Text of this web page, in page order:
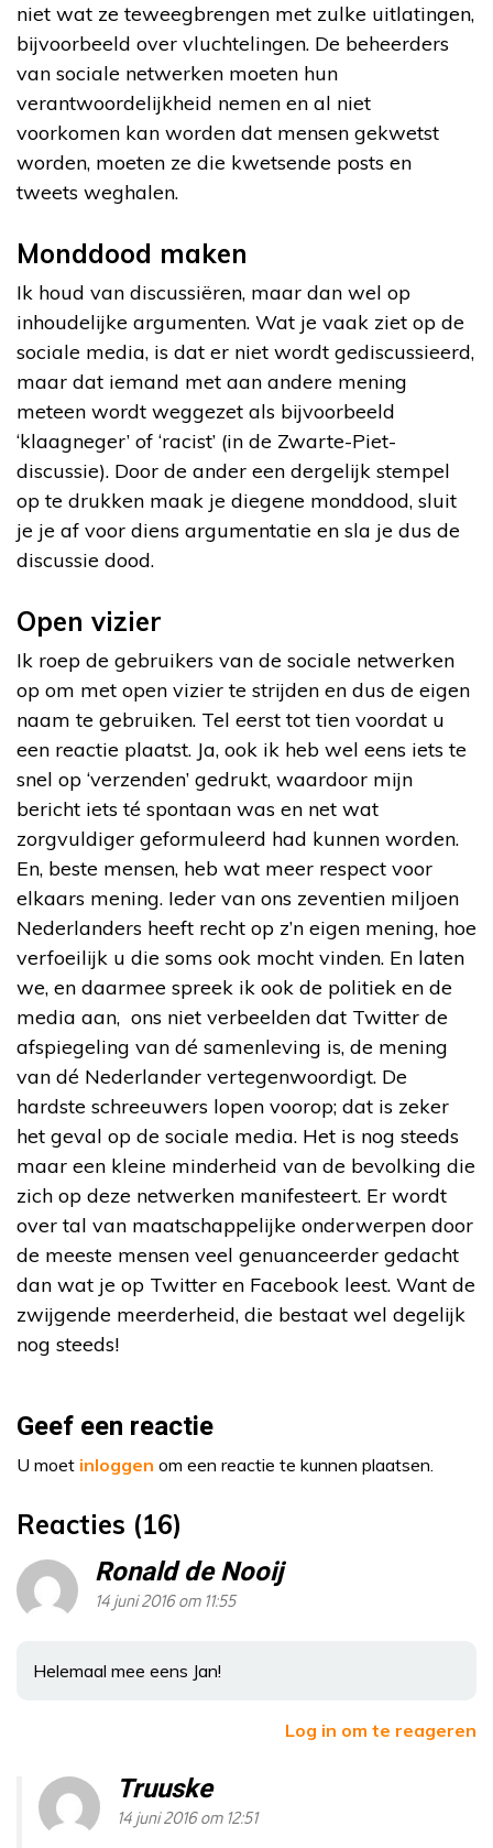
niet wat ze teweegbrengen met zulke uitlatingen,
bijvoorbeeld over vluchtelingen. De beheerders
van sociale netwerken moeten hun
verantwoordelijkheid nemen en al niet
voorkomen kan worden dat mensen gekwetst
worden, moeten ze die kwetsende posts en
tweets weghalen.
Monddood maken
Ik houd van discussiëren, maar dan wel op
inhoudelijke argumenten. Wat je vaak ziet op de
sociale media, is dat er niet wordt gediscussieerd,
maar dat iemand met aan andere mening
meteen wordt weggezet als bijvoorbeeld
‘klaagneger’ of ‘racist’ (in de Zwarte-Piet-
discussie). Door de ander een dergelijk stempel
op te drukken maak je diegene monddood, sluit
je je af voor diens argumentatie en sla je dus de
discussie dood.
Open vizier
Ik roep de gebruikers van de sociale netwerken
op om met open vizier te strijden en dus de eigen
naam te gebruiken. Tel eerst tot tien voordat u
een reactie plaatst. Ja, ook ik heb wel eens iets te
snel op ‘verzenden’ gedrukt, waardoor mijn
bericht iets té spontaan was en net wat
zorgvuldiger geformuleerd had kunnen worden.
En, beste mensen, heb wat meer respect voor
elkaars mening. Ieder van ons zeventien miljoen
Nederlanders heeft recht op z’n eigen mening, hoe
verfoeilijk u die soms ook mocht vinden. En laten
we, en daarmee spreek ik ook de politiek en de
media aan, ons niet verbeelden dat Twitter de
afspiegeling van dé samenleving is, de mening
van dé Nederlander vertegenwoordigt. De
hardste schreeuwers lopen voorop; dat is zeker
het geval op de sociale media. Het is nog steeds
maar een kleine minderheid van de bevolking die
zich op deze netwerken manifesteert. Er wordt
over tal van maatschappelijke onderwerpen door
de meeste mensen veel genuanceerder gedacht
dan wat je op Twitter en Facebook leest. Want de
zwijgende meerderheid, die bestaat wel degelijk
nog steeds!
Geef een reactie
U moet inloggen om een reactie te kunnen plaatsen.
Reacties (16)
Ronald de Nooij
14 juni 2016 om 11:55
Helemaal mee eens Jan!
Log in om te reageren
Truuske
14 juni 2016 om 12:51